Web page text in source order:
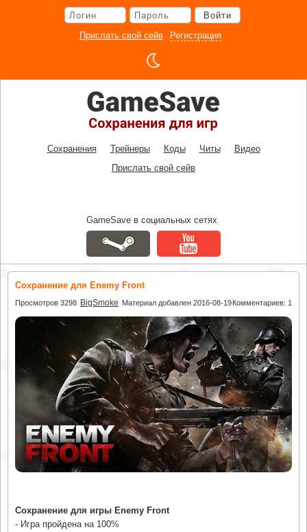
Войти
Прислать свой сейв
Регистрация
Сохранения Трейнеры Коды Читы
Видео
Прислать свой сейв
GameSave в социальных сетях
Сохранение для Enemy Front
Просмотров 3298 BigSmoke Материал добавлен 2016-08-19Комментариев: 1
Сохранение для игры Enemy Front
- Игра пройдена на 100%